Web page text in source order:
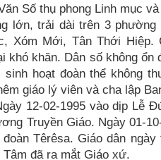
Số thụ phong Linh mục
lớn, trải dài trên 3 phường
Xóm Mới, Tân Thới
khăn. Dân số không ổn
hoạt đoàn thể không
giáo lý viên và cha lập
12-02-1995 vào dịp Lễ
Truyền Giáo. Ngày 01-
Têrêsa. Giáo dân ngày
Tâm đã ra mắt Giáo xứ.